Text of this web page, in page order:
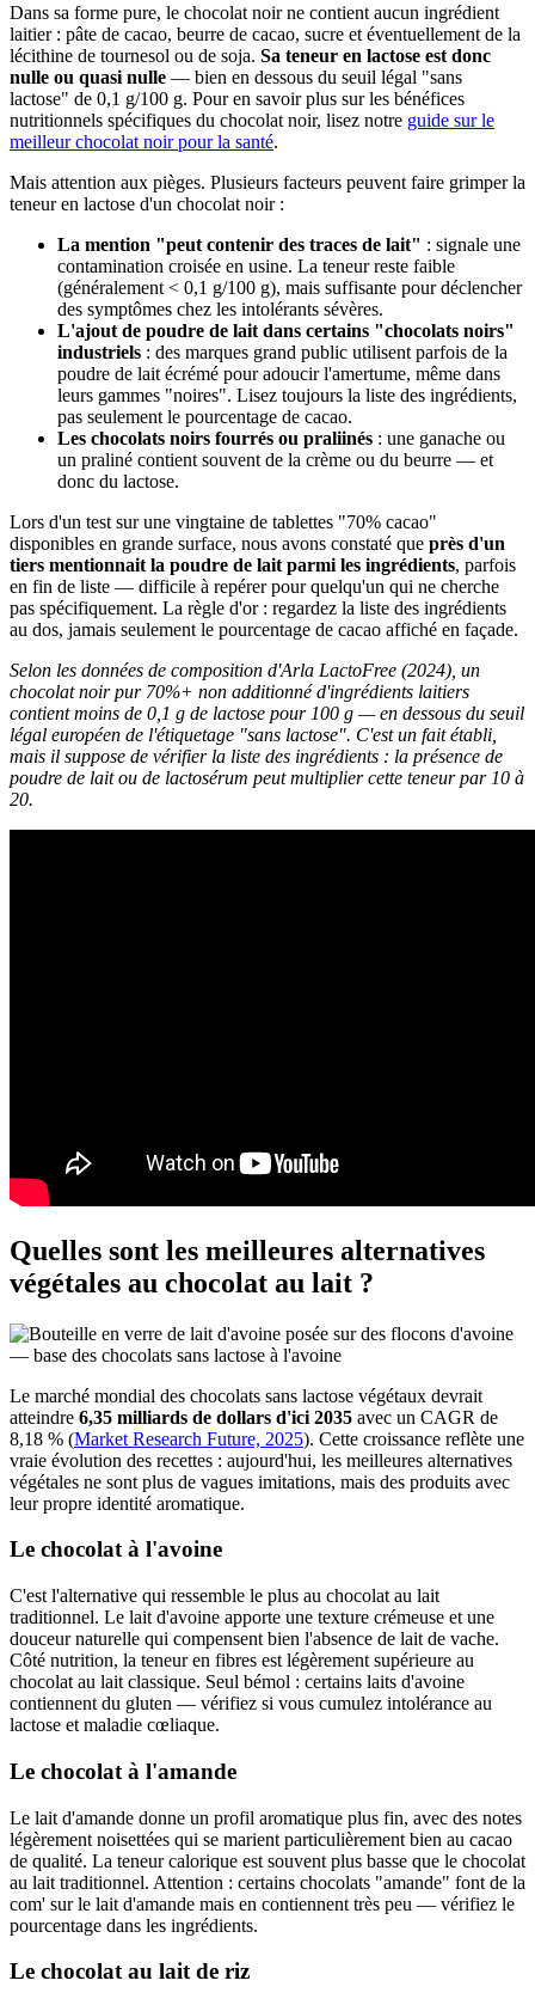
Dans sa forme pure, le chocolat noir ne contient aucun ingrédient
laitier : pâte de cacao, beurre de cacao, sucre et éventuellement de la
lécithine de tournesol ou de soja. Sa teneur en lactose est donc
nulle ou quasi nulle — bien en dessous du seuil légal "sans
lactose" de 0,1 g/100 g. Pour en savoir plus sur les bénéfices
nutritionnels spécifiques du chocolat noir, lisez notre guide sur le
meilleur chocolat noir pour la santé.
Mais attention aux pièges. Plusieurs facteurs peuvent faire grimper la
teneur en lactose d'un chocolat noir :
La mention "peut contenir des traces de lait" : signale une
contamination croisée en usine. La teneur reste faible
(généralement < 0,1 g/100 g), mais suffisante pour déclencher
des symptômes chez les intolérants sévères.
L'ajout de poudre de lait dans certains "chocolats noirs"
industriels : des marques grand public utilisent parfois de la
poudre de lait écrémé pour adoucir l'amertume, même dans
leurs gammes "noires". Lisez toujours la liste des ingrédients,
pas seulement le pourcentage de cacao.
Les chocolats noirs fourrés ou praliinés : une ganache ou
un praliné contient souvent de la crème ou du beurre — et
donc du lactose.
Lors d'un test sur une vingtaine de tablettes "70% cacao"
disponibles en grande surface, nous avons constaté que près d'un
tiers mentionnait la poudre de lait parmi les ingrédients, parfois
en fin de liste — difficile à repérer pour quelqu'un qui ne cherche
pas spécifiquement. La règle d'or : regardez la liste des ingrédients
au dos, jamais seulement le pourcentage de cacao affiché en façade.
Selon les données de composition d'Arla LactoFree (2024), un
chocolat noir pur 70%+ non additionné d'ingrédients laitiers
contient moins de 0,1 g de lactose pour 100 g — en dessous du seuil
légal européen de l'étiquetage "sans lactose". C'est un fait établi,
mais il suppose de vérifier la liste des ingrédients : la présence de
poudre de lait ou de lactosérum peut multiplier cette teneur par 10 à
20.
Quelles sont les meilleures alternatives
végétales au chocolat au lait ?
Le marché mondial des chocolats sans lactose végétaux devrait
atteindre 6,35 milliards de dollars d'ici 2035 avec un CAGR de
8,18 % (Market Research Future, 2025). Cette croissance reflète une
vraie évolution des recettes : aujourd'hui, les meilleures alternatives
végétales ne sont plus de vagues imitations, mais des produits avec
leur propre identité aromatique.
Le chocolat à l'avoine
C'est l'alternative qui ressemble le plus au chocolat au lait
traditionnel. Le lait d'avoine apporte une texture crémeuse et une
douceur naturelle qui compensent bien l'absence de lait de vache.
Côté nutrition, la teneur en fibres est légèrement supérieure au
chocolat au lait classique. Seul bémol : certains laits d'avoine
contiennent du gluten — vérifiez si vous cumulez intolérance au
lactose et maladie cœliaque.
Le chocolat à l'amande
Le lait d'amande donne un profil aromatique plus fin, avec des notes
légèrement noisettées qui se marient particulièrement bien au cacao
de qualité. La teneur calorique est souvent plus basse que le chocolat
au lait traditionnel. Attention : certains chocolats "amande" font de la
com' sur le lait d'amande mais en contiennent très peu — vérifiez le
pourcentage dans les ingrédients.
Le chocolat au lait de riz